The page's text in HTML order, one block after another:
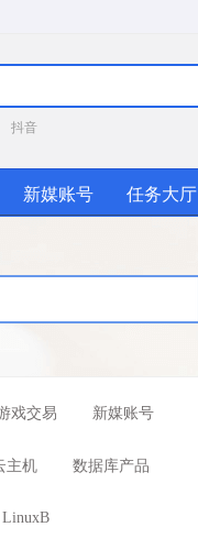
抖音
新媒账号 任务大厅
戏交易 新媒账号
主机 数据库产品
LinuxB